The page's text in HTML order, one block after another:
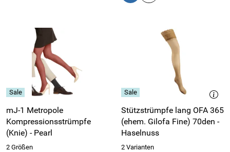
mJ-1 Metropole
Kompressionsstrümpfe
(Knie) - Pearl
2 Größen
Stützstrümpfe lang OFA 365
(ehem. Gilofa Fine) 70den -
Haselnuss
2 Varianten